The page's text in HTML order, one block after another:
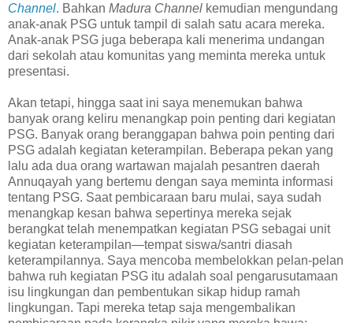
Channel. Bahkan Madura Channel kemudian mengundang
anak-anak PSG untuk tampil di salah satu acara mereka.
Anak-anak PSG juga beberapa kali menerima undangan
dari sekolah atau komunitas yang meminta mereka untuk
presentasi.
Akan tetapi, hingga saat ini saya menemukan bahwa
banyak orang keliru menangkap poin penting dari kegiatan
PSG. Banyak orang beranggapan bahwa poin penting dari
PSG adalah kegiatan keterampilan. Beberapa pekan yang
lalu ada dua orang wartawan majalah pesantren daerah
Annuqayah yang bertemu dengan saya meminta informasi
tentang PSG. Saat pembicaraan baru mulai, saya sudah
menangkap kesan bahwa sepertinya mereka sejak
berangkat telah menempatkan kegiatan PSG sebagai unit
kegiatan keterampilan—tempat siswa/santri diasah
keterampilannya. Saya mencoba membelokkan pelan-pelan
bahwa ruh kegiatan PSG itu adalah soal pengarusutamaan
isu lingkungan dan pembentukan sikap hidup ramah
lingkungan. Tapi mereka tetap saja mengembalikan